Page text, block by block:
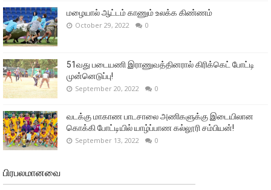
மழையால் ஆட்டம் காணும் உலக்க கிண்ணம்
October 29, 2022 0
51வது படையணி இராணுவத்தினரால் கிரிக்கெட் போட்டி
முன்னெடுப்பு!
September 20, 2022 0
வடக்கு மாகாண பாடசாலை அணிகளுக்கு இடையிலான
கொக்கி போட்டியில் யாழ்ப்பாண கல்லூரி சம்பியன்!
September 13, 2022 0
பிரபலமானவை